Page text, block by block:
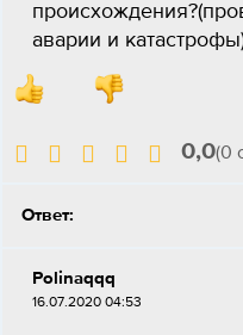
аварии и
0,0(0
Ответ:
Polinaqqq
16.07.2020 04:53